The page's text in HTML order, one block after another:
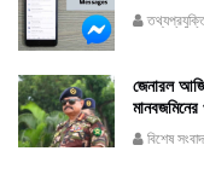
জেনারল
বিশেষ